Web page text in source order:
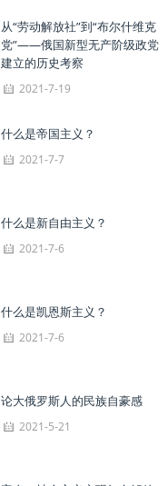
从“劳动解放社”到“布尔什维克
党”——俄国新型无产阶级政党
建立的历史考察
2021-7-19
什么是帝国主义？
2021-7-7
什么是新自由主义？
2021-7-6
什么是凯恩斯主义？
2021-7-6
论大俄罗斯人的民族自豪感
2021-5-21